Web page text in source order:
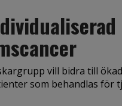
vill bidra till ökad
som behandlas för